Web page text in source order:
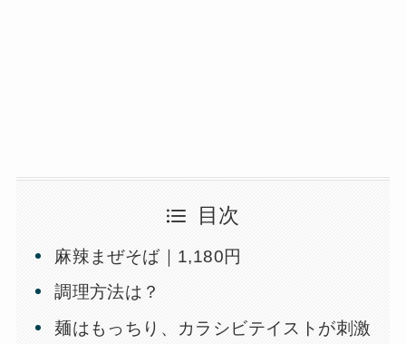
目次
麻辣まぜそば｜1,180円
調理方法は？
麺はもっちり、カラシビテイストが刺激